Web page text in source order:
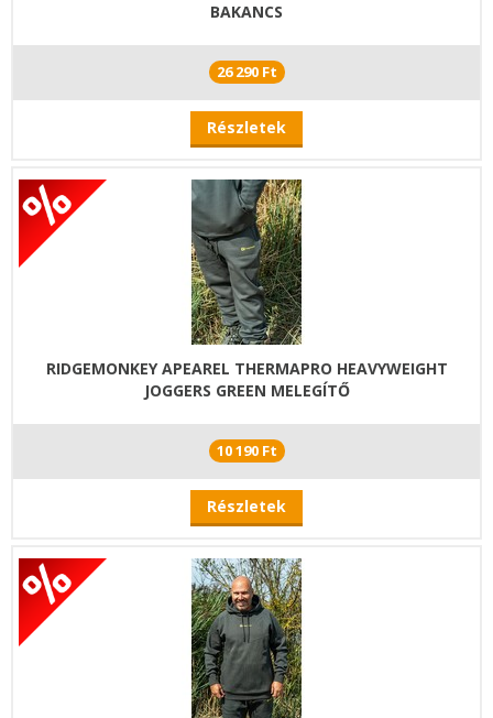
BAKANCS
26 290 Ft
Részletek
RIDGEMONKEY APEAREL THERMAPRO HEAVYWEIGHT
JOGGERS GREEN MELEGÍTŐ
10 190 Ft
Részletek